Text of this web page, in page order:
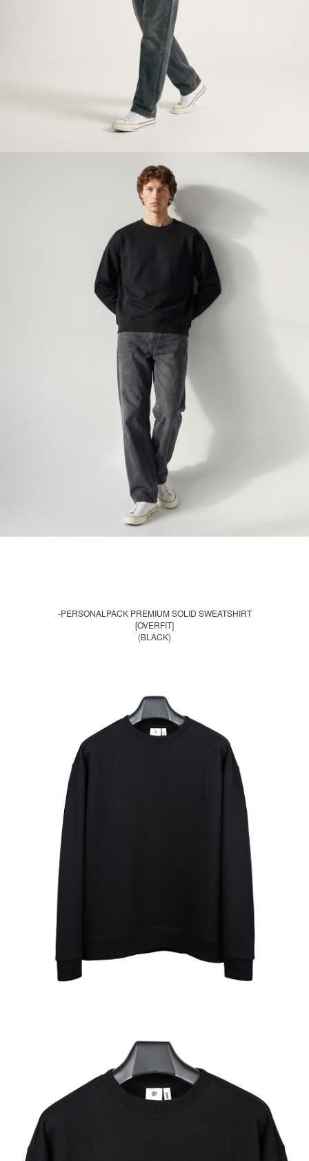
-PERSONALPACK PREMIUM SOLID SWEATSHIRT
[OVERFIT]
(BLACK)